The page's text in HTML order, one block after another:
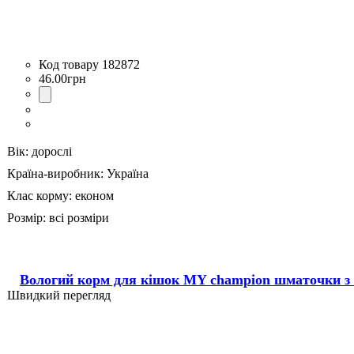
182872
46.00грн
Вік: дорослі
Країна-виробник: Україна
Клас корму: економ
Розмір: всі розміри
Вологий корм для кішок MY champion шматочки з
Швидкий перегляд